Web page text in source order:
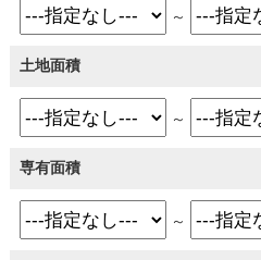
～
土地面積
～
専有面積
～